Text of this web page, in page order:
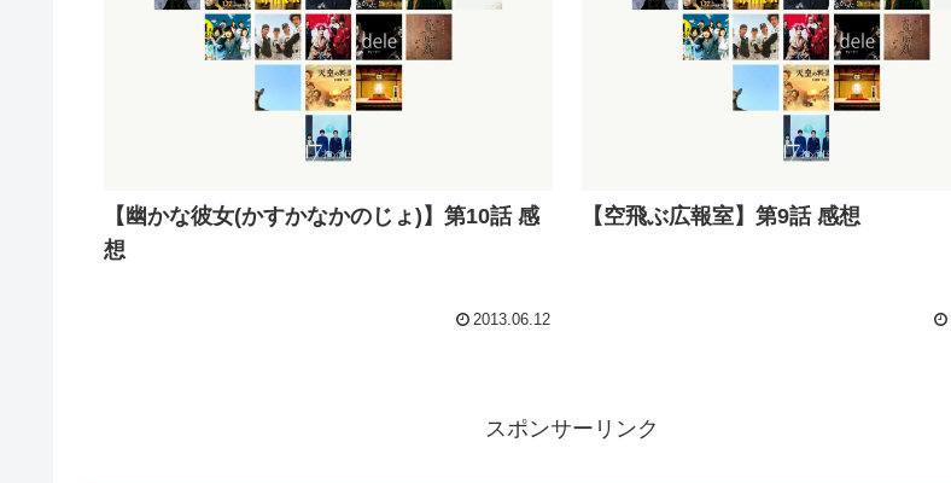
【幽かな彼女(かすかなかのじょ)】第10話 感
想
2013.06.12
【空飛ぶ広報室】第9話 感想
スポンサーリンク